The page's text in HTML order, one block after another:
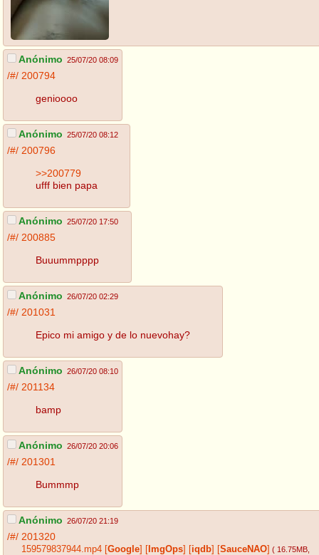
Anónimo 25/07/20 08:09
/#/ 200794
genioooo
Anónimo 25/07/20 08:12
/#/ 200796
>>200779
ufff bien papa
Anónimo 25/07/20 17:50
/#/ 200885
Buuummpppp
Anónimo 26/07/20 02:29
/#/ 201031
Epico mi amigo y de lo nuevohay?
Anónimo 26/07/20 08:10
/#/ 201134
bamp
Anónimo 26/07/20 20:06
/#/ 201301
Bummmp
Anónimo 26/07/20 21:19
/#/ 201320
159579837944.mp4 [Google] [ ImgOps] [iqdb] [SauceNAO] ( 16.75MB